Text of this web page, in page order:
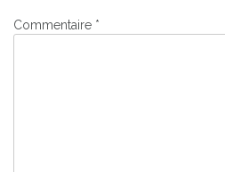
Commentaire *